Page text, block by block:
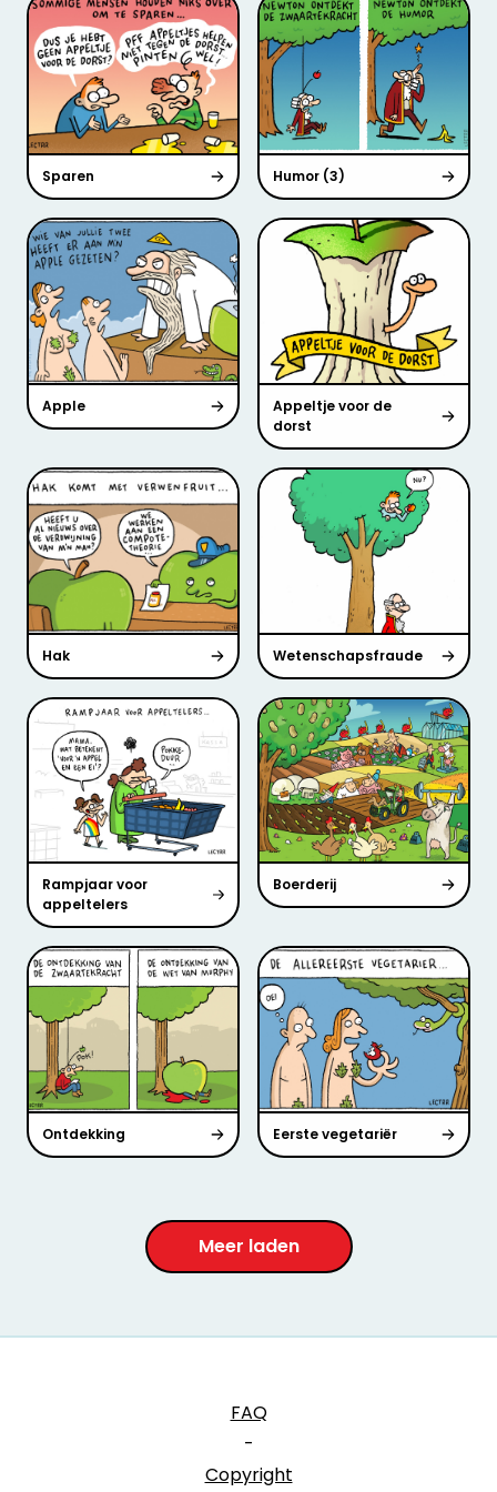
Sparen Humor (3)
Apple
Appeltje voor de
dorst
Hak Wetenschapsfraude
Rampjaar voor
appeltelers
Boerderij
Ontdekking Eerste vegetariër
Meer laden
FAQ
-
Copyright